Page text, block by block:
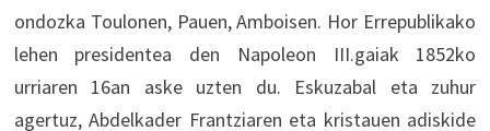
ondozka Toulonen, Pauen, Amboisen. Hor Errepublikako
lehen presidentea den Napoleon III.gaiak 1852ko
urriaren 16an aske uzten du. Eskuzabal eta zuhur
agertuz, Abdelkader Frantziaren eta kristauen adiskide